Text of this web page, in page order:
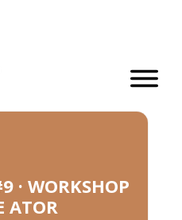
· WORKSHOP
ATOR